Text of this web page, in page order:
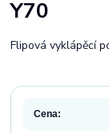
Y70
Flipová vyklápěcí
Cena: